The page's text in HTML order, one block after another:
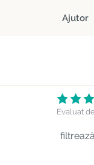
Ajutor
Evaluat de